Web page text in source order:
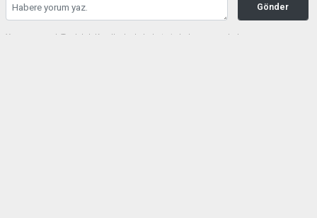
Gönder
Yorum yazarak Topluluk Kuralları’nı kabul etmiş bulunuyor ve haberunye.com